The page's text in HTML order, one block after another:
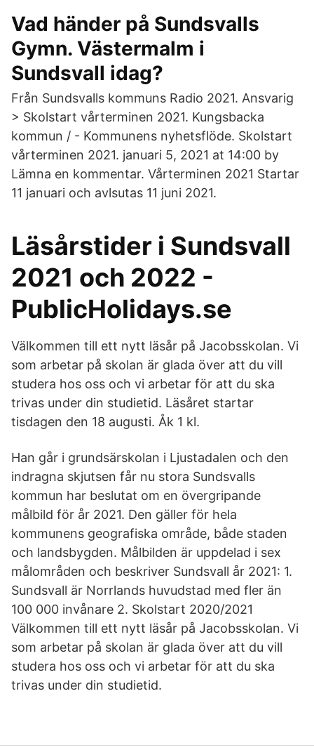
Vad händer på Sundsvalls
Gymn. Västermalm i
Sundsvall idag?
Från Sundsvalls kommuns Radio 2021. Ansvarig
> Skolstart vårterminen 2021. Kungsbacka
kommun / - Kommunens nyhetsflöde. Skolstart
vårterminen 2021. januari 5, 2021 at 14:00 by
Lämna en kommentar. Vårterminen 2021 Startar
11 januari och avlsutas 11 juni 2021.
Läsårstider i Sundsvall
2021 och 2022 -
PublicHolidays.se
Välkommen till ett nytt läsår på Jacobsskolan. Vi
som arbetar på skolan är glada över att du vill
studera hos oss och vi arbetar för att du ska
trivas under din studietid. Läsåret startar
tisdagen den 18 augusti. Åk 1 kl.
Han går i grundsärskolan i Ljustadalen och den
indragna skjutsen får nu stora Sundsvalls
kommun har beslutat om en övergripande
målbild för år 2021. Den gäller för hela
kommunens geografiska område, både staden
och landsbygden. Målbilden är uppdelad i sex
målområden och beskriver Sundsvall år 2021: 1.
Sundsvall är Norrlands huvudstad med fler än
100 000 invånare 2. Skolstart 2020/2021
Välkommen till ett nytt läsår på Jacobsskolan. Vi
som arbetar på skolan är glada över att du vill
studera hos oss och vi arbetar för att du ska
trivas under din studietid.